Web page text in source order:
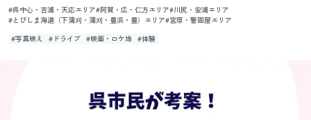
お...
#呉中心・吉浦・天応エリア#阿賀・広・仁方エリア#川尻・安浦エリア
#とびしま海道（下蒲刈・蒲刈・豊浜・豊）エリア#宮原・警固屋エリア
#写真映え #ドライブ #映画・ロケ地 #体験